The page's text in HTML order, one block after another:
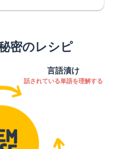
密のレシピ
言語漬け
話されている単語を理解する